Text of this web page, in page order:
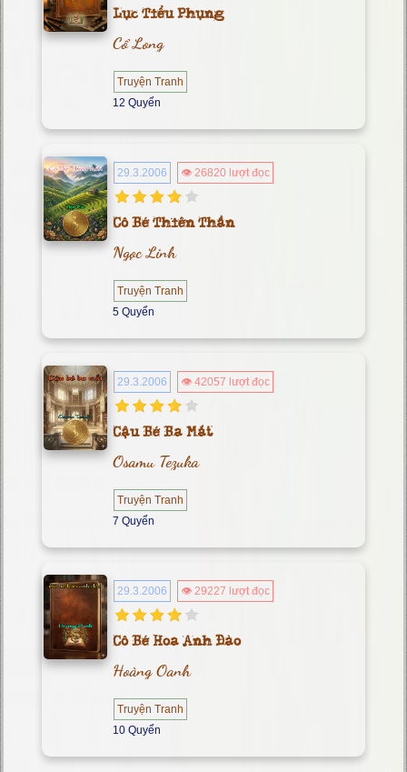
Lục Tiểu Phụng
Cổ Long
Truyện Tranh
12 Quyển
29.3.2006 👁 26820 lượt đọc
Cô Bé Thiên Thần
Ngọc Linh
Truyện Tranh
5 Quyển
29.3.2006 👁 42057 lượt đọc
Cậu Bé Ba Mắt
Osamu Tezuka
Truyện Tranh
7 Quyển
29.3.2006 👁 29227 lượt đọc
Cô Bé Hoa Anh Đào
Hoàng Oanh
Truyện Tranh
10 Quyển